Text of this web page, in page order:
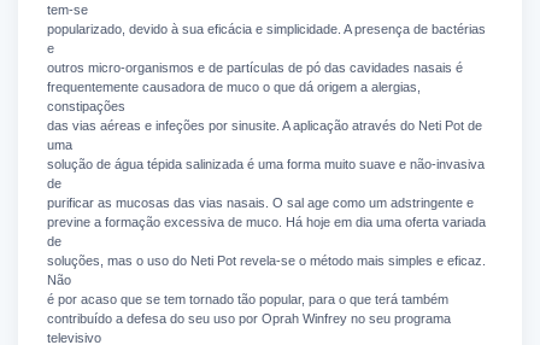
tem-se
popularizado, devido à sua eficácia e simplicidade. A presença de bactérias
e
outros micro-organismos e de partículas de pó das cavidades nasais é
frequentemente causadora de muco o que dá origem a alergias,
constipações
das vias aéreas e infeções por sinusite. A aplicação através do Neti Pot de
uma
solução de água tépida salinizada é uma forma muito suave e não-invasiva
de
purificar as mucosas das vias nasais. O sal age como um adstringente e
previne a formação excessiva de muco. Há hoje em dia uma oferta variada
de
soluções, mas o uso do Neti Pot revela-se o método mais simples e eficaz.
Não
é por acaso que se tem tornado tão popular, para o que terá também
contribuído a defesa do seu uso por Oprah Winfrey no seu programa
televisivo